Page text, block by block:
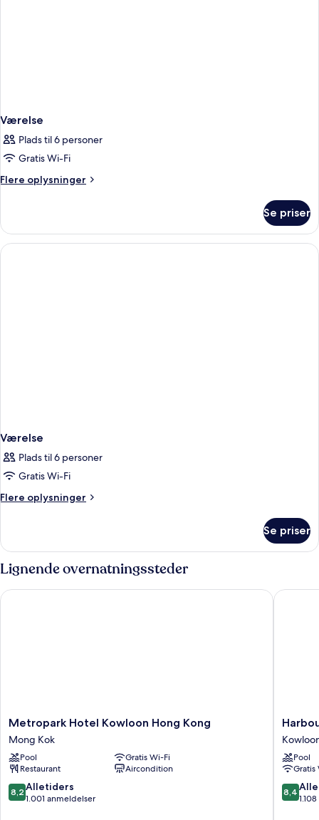
Værelse
Plads til 6 personer
Gratis Wi-Fi
Flere oplysninger
Flere
Se priser
Værelse
Plads til 6 personer
Gratis Wi-Fi
Flere oplysninger
Flere
Se priser
Lignende overnatningssteder
Metropark
Hotel
Kowloon
Hong
Kong
Mong
Kok
Metropark Hotel Kowloon Hong Kong
Mong Kok
Pool
Gratis Wi-Fi
Restaurant
Aircondition
8.2
ud
8,2 Alletiders
1.001 anmeldelser
Metropark Hotel Kowloon Hong Kong
Harbour
Plaza
8
Degrees
City
Pool
Gratis
8.4
ud
8,4
Harbour